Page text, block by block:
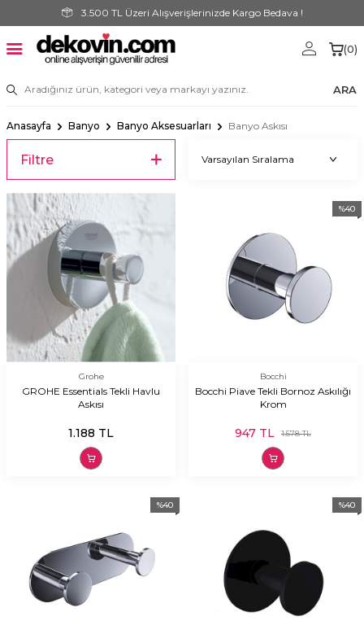
3.500 TL Üzeri Alışverişlerinizde Kargo Bedava !
ARA
(0)
Anasayfa Banyo Banyo Aksesuarları Banyo Askısı
Filtre
Grohe
GROHE Essentials Tekli Havlu
Askısı
1.188 TL
%40
Bocchi
Bocchi Piave Tekli Bornoz Askılığı
Krom
1.578TL
947 TL
%40 %40